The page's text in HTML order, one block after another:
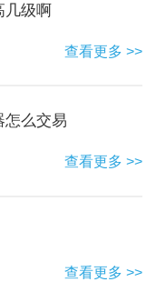
几级啊
查看更多 >>
怎么交易
查看更多 >>
查看更多 >>